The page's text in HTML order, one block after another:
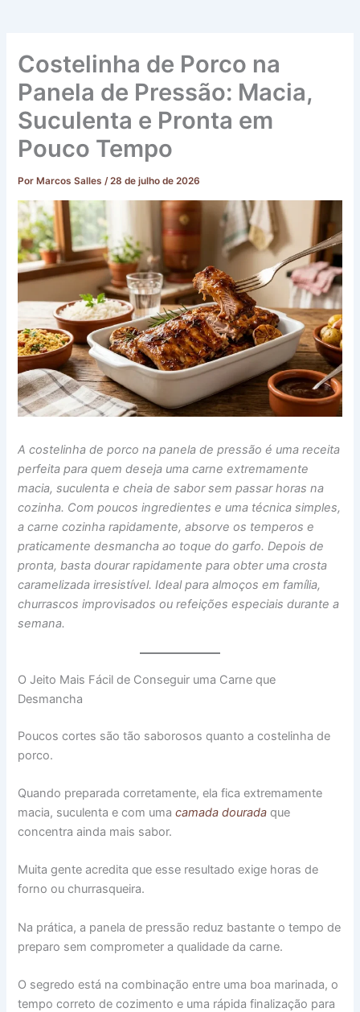
Costelinha de Porco na
Panela de Pressão: Macia,
Suculenta e Pronta em
Pouco Tempo
Por Marcos Salles/28 de julho de 2026
A costelinha de porco na panela de pressão é uma receita
perfeita para quem deseja uma carne extremamente
macia, suculenta e cheia de sabor sem passar horas na
cozinha. Com poucos ingredientes e uma técnica simples,
a carne cozinha rapidamente, absorve os temperos e
praticamente desmancha ao toque do garfo. Depois de
pronta, basta dourar rapidamente para obter uma crosta
caramelizada irresistível. Ideal para almoços em família,
churrascos improvisados ou refeições especiais durante a
semana.
O Jeito Mais Fácil de Conseguir uma Carne que
Desmancha
Poucos cortes são tão saborosos quanto a costelinha de
porco.
Quando preparada corretamente, ela fica extremamente
macia, suculenta e com uma camada dourada que
concentra ainda mais sabor.
Muita gente acredita que esse resultado exige horas de
forno ou churrasqueira.
Na prática, a panela de pressão reduz bastante o tempo de
preparo sem comprometer a qualidade da carne.
O segredo está na combinação entre uma boa marinada, o
tempo correto de cozimento e uma rápida finalização para